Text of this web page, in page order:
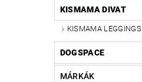
KISMAMA DIVAT
KISMAMA LEGGINGS
DOGSPACE
MÁRKÁK